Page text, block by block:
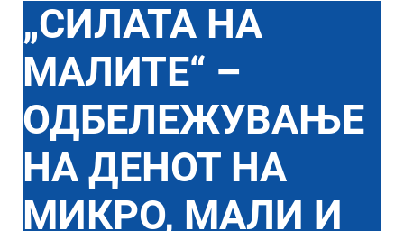
„СИЛАТА НА
МАЛИТЕ“ –
ОДБЕЛЕЖУВАЊЕ
НА ДЕНОТ НА
МИКРО, МАЛИ И